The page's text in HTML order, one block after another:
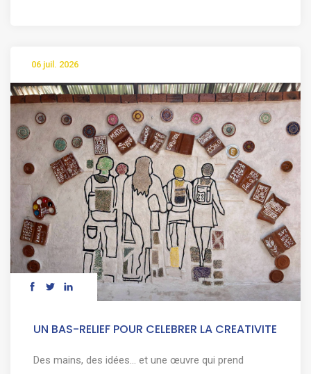
06 juil. 2026
UN BAS-RELIEF POUR CELEBRER LA CREATIVITE
Des mains, des idées… et une œuvre qui prend